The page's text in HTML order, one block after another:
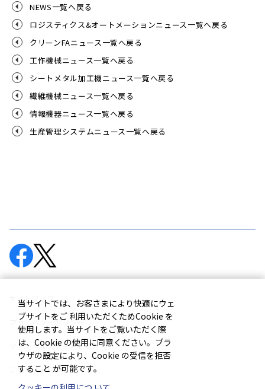
NEWS一覧へ戻る
ロジスティクス&オートメーションニュース一覧へ戻る
クリーンFAニュース一覧へ戻る
工作機械ニュース一覧へ戻る
シートメタル加工機ニュース一覧へ戻る
繊維機械ニュース一覧へ戻る
情報機器ニュース一覧へ戻る
生産管理システムニュース一覧へ戻る
サイトマップ
プライバシーポリシー
ソーシャルメディアポリシー
このサイトについて
当サイトでは、お客さまにより快適にウェ
ブサイトをご 利用いただくためCookie を
使用します。当サイトをご覧いただく際
は、Cookie の使用に同意ください。ブラ
ウザの設定により、Cookie の受信を拒否
すること が可能です。